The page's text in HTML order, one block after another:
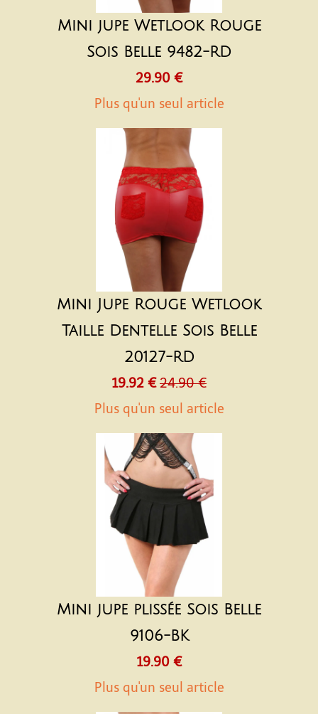
Mini jupe Wetlook Rouge
Sois Belle 9482-RD
29.90 €
Plus qu'un seul article
Mini Jupe Rouge Wetlook
Taille Dentelle Sois Belle
20127-RD
19.92 € 24.90 €
Plus qu'un seul article
Mini jupe plissée Sois Belle
9106-BK
19.90 €
Plus qu'un seul article